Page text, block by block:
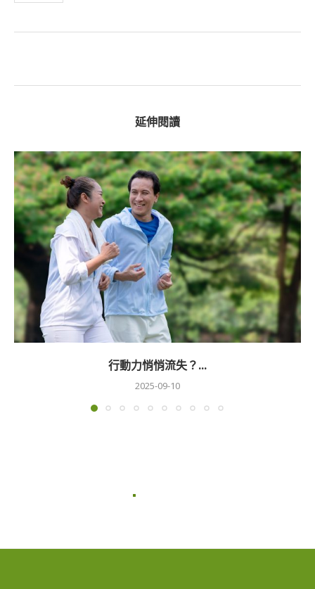
延伸閱讀
行動力悄悄流失？...
2025-09-10